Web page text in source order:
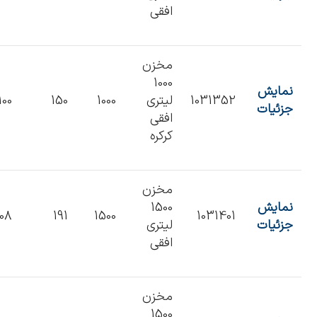
افقی
نمایش
جزئیات
1031352
مخزن
1000
لیتری
افقی
کرکره
1000
150
نمایش
جزئیات
1031401
مخزن
1500
لیتری
افقی
1500
191
مخزن